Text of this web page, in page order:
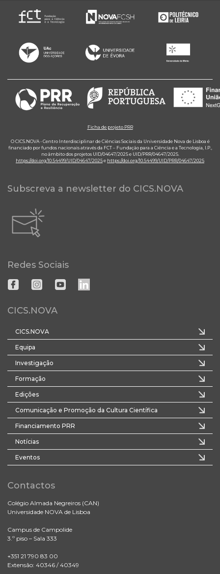
Ficha de projeto PRR
O CICS.NOVA - Centro Interdisciplinar de Ciências Sociais da Universidade Nova de Lisboa é
financiado por fundos nacionais através da FCT – Fundação para a Ciência e a Tecnologia, I.P.,
no âmbito dos projetos UID/04647/2025 e UID/PRR/04647/2025.
https://doi.org/10.54499/UID/04647/2025e https://doi.org/10.54499/UID/PRR/04647/2025
Subscreva a newsletter do CICS.NOVA
Redes Sociais
CICS.NOVA
CICS.NOVA
Equipa
Investigação
Formação
Edições
Comunicação e Promoção da Cultura Científica
Financiamento PRR
Notícias
Eventos
Contactos
Colégio Almada Negreiros (CAN)
Universidade NOVA de Lisboa
Campus de Campolide
3.º piso – Sala 333
+351 21 790 83 00
Extensão: 40346 / 40349